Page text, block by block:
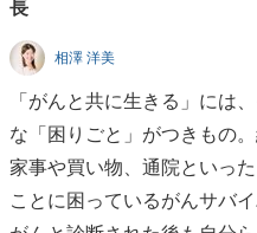
長
相澤 洋美
「がんと共に生きる」には
な「困りごと」がつきもの
家事や買い物、通院といっ
ことに困っているがんサバ